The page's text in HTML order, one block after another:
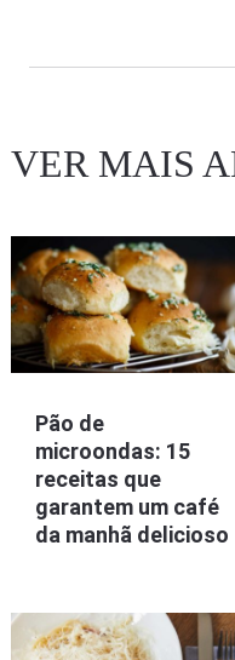
VER MAIS
Pão de
microondas: 15
receitas que
garantem um café
da manhã delicioso